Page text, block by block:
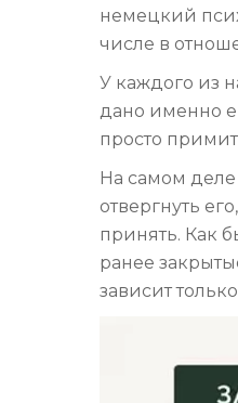
немецкий
числе в
У каждого из
дано именно
просто
На самом деле
отвергнуть
принять. Как
ранее
зависит только